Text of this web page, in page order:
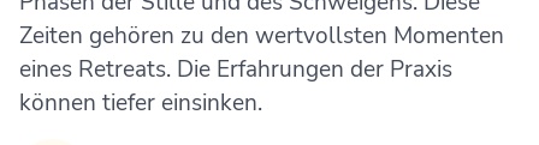
Zeiten gehören zu den wertvollsten Momenten
eines Retreats. Die Erfahrungen der Praxis
können tiefer einsinken.